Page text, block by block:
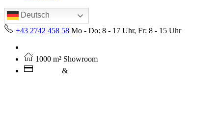
Deutsch
+43 2742 458 58 Mo - Do: 8 - 17 Uhr, Fr: 8 - 15 Uhr
1000 m² Showroom
&